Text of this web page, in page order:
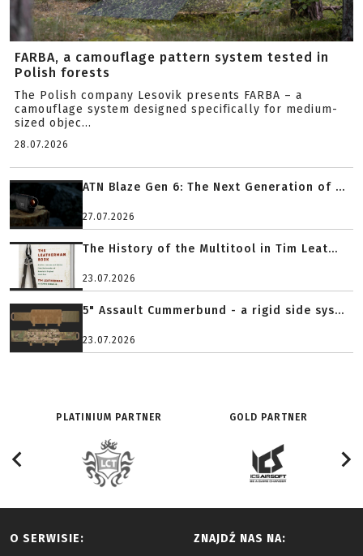
FARBA, a camouflage pattern system tested in
Polish forests
The Polish company Lesovik presents FARBA – a
camouflage system designed specifically for medium-
sized objec...
28.07.2026
ATN Blaze Gen 6: The Next Generation of ...
27.07.2026
The History of the Multitool in Tim Leat...
23.07.2026
5" Assault Cummerbund - a rigid side sys...
23.07.2026
PLATINIUM PARTNER GOLD PARTNER
O SERWISIE: ZNAJDŹ NAS NA: